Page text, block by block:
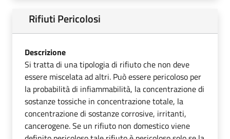
Rifiuti Pericolosi
Descrizione
Si tratta di una tipologia di rifiuto che non deve
essere miscelata ad altri. Può essere pericoloso per
la probabilità di infiammabilità, la concentrazione di
sostanze tossiche in concentrazione totale, la
concentrazione di sostanze corrosive, irritanti,
cancerogene. Se un rifiuto non domestico viene